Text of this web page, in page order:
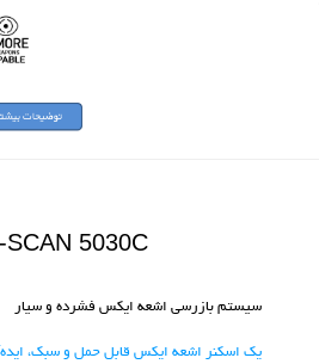
SCAN 5030C
سیستم بازرسی اشعه ایکس فشرده و سیار
یک اسکنر اشعه ایکس قابل حمل و سبک،